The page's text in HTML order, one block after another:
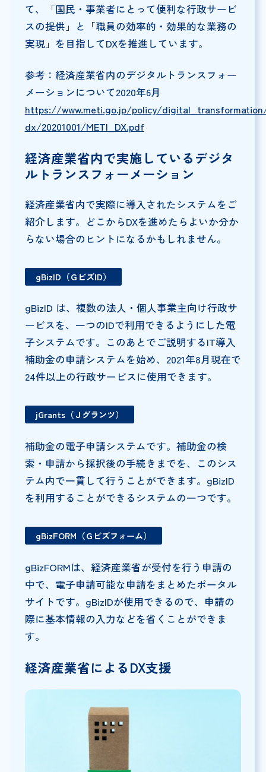
て、「国民・事業者にとって便利な行政サービ
スの提供」と「職員の効率的・効果的な業務の
実現」を目指してDXを推進しています。
参考：経済産業省内のデジタルトランスフォー
メーションについて2020年6月
https://www.meti.go.jp/policy/
dx/20201001/METI_DX.pdf
経済産業省内で実施しているデジタ
ルトランスフォーメーション
経済産業省内で実際に導入されたシステムをご
紹介します。どこからDXを進めたらよいか分か
らない場合のヒントになるかもしれません。
gBizID（ＧビズID）
gBizID は、複数の法人・個人事業主向け行政サ
ービスを、一つのIDで利用できるようにした電
子システムです。このあとでご説明するIT導入
補助金の申請システムを始め、2021年8月現在で
24件以上の行政サービスに使用できます。
jGrants（Ｊグランツ）
補助金の電子申請システムです。補助金の検
索・申請から採択後の手続きまでを、このシス
テム内で一貫して行うことができます。gBizID
を利用することができるシステムの一つです。
gBizFORM（Ｇビズフォーム）
gBizFORMは、経済産業省が受付を行う申請の
中で、電子申請可能な申請をまとめたポータル
サイトです。gBizIDが使用できるので、申請の
際に基本情報の入力などを省くことができま
す。
経済産業省によるDX支援